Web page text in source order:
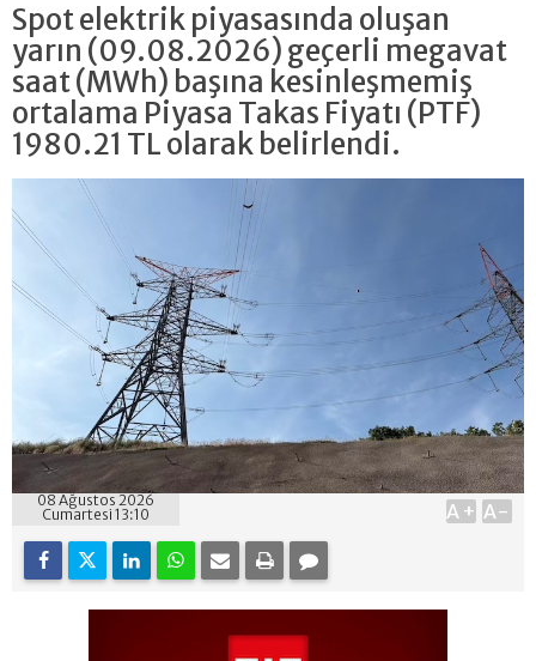
Spot elektrik piyasasında oluşan
yarın (09.08.2026) geçerli megavat
saat (MWh) başına kesinleşmemiş
ortalama Piyasa Takas Fiyatı (PTF)
1980.21 TL olarak belirlendi.
08 Ağustos 2026
Cumartesi 13:10
A+ A-